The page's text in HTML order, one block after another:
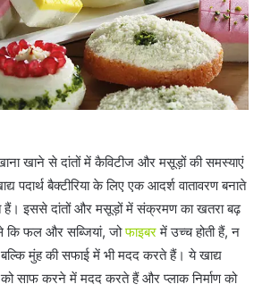
खाने से दांतों में कैविटीज और मसूड़ों की समस्याएं
पदार्थ बैक्टीरिया के लिए एक आदर्श वातावरण बनाते
हैं। इससे दांतों और मसूड़ों में संक्रमण का खतरा बढ़
कि फल और सब्जियां, जोफाइबरमें उच्च होती हैं, न
मुंह की सफाई में भी मदद करते हैं। ये खाद्य
साफ करने में मदद करते हैं और प्लाक निर्माण को